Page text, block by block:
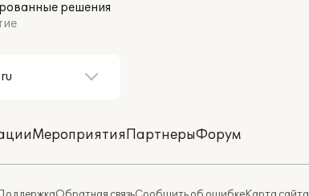
решения
МероприятияПартнерыФорум